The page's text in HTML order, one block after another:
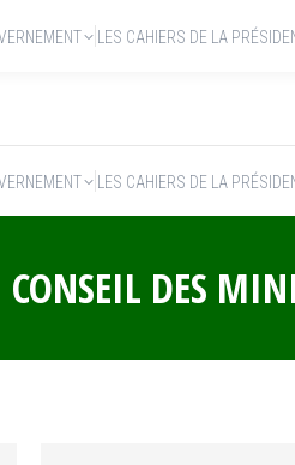
LES CAHIERS DE LA
CONSEIL DES
LES CAHIERS DE LA